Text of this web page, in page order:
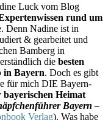
Luck vom Blog
rund um
Denn Nadine ist in
& gearbeitet und
Bamberg in
die besten
in Bayern. Doch es gibt
für mich DIE Bayern-
Heimat
Bayern –
Verlag). Was habe